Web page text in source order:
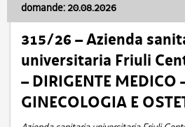
domande: 20.08.2026
315/26 – Azienda
universitaria Friuli
– DIRIGENTE
GINECOLOGIA E